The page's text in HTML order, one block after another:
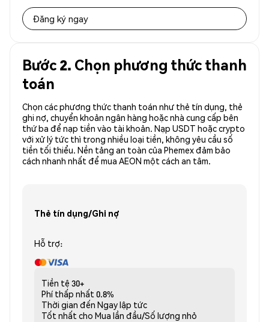
Đăng ký ngay
Bước 2. Chọn phương thức thanh
toán
Chọn các phương thức thanh toán như thẻ tín dụng, thẻ
ghi nợ, chuyển khoản ngân hàng hoặc nhà cung cấp bên
thứ ba để nạp tiền vào tài khoản. Nạp USDT hoặc crypto
với xử lý tức thì trong nhiều loại tiền, không yêu cầu số
tiền tối thiểu. Nền tảng an toàn của Phemex đảm bảo
cách nhanh nhất để mua AEON một cách an tâm.
Thẻ tín dụng/Ghi nợ
Hỗ trợ:
Tiền tệ 30+
Phí thấp nhất 0.8%
Thời gian đến Ngay lập tức
Tốt nhất cho Mua lần đầu/Số lượng nhỏ